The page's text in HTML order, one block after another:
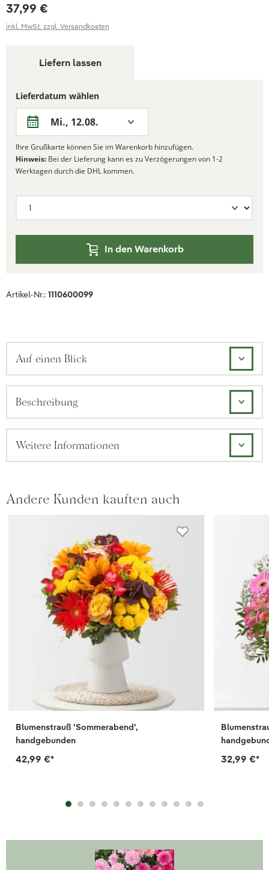
37,99 €
inkl. MwSt. zzgl. Versandkosten
Liefern lassen
Lieferdatum wählen
Mi., 12.08.
Ihre Grußkarte können Sie im Warenkorb hinzufügen.
Hinweis: Bei der Lieferung kann es zu Verzögerungen von 1-2
Werktagen durch die DHL kommen.
In den Warenkorb
Artikel-Nr.: 1110600099
Auf einen Blick
Beschreibung
Weitere Informationen
Andere Kunden kauften auch
Blumenstrauß 'Sommerabend',
handgebunden
42,99 €* 32,99 €*